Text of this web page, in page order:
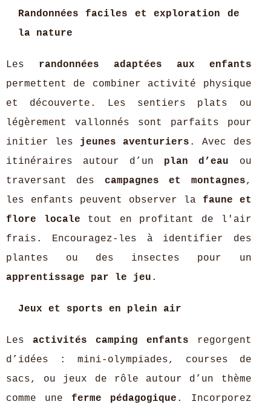
Randonnées faciles et exploration de
la nature
Les randonnées adaptées aux enfants
permettent de combiner activité physique
et découverte. Les sentiers plats ou
légèrement vallonnés sont parfaits pour
initier les jeunes aventuriers . Avec des
itinéraires autour d’un plan d’eau ou
traversant des campagnes et montagnes,
les enfants peuvent observer la faune et
flore locale tout en profitant de l'air
frais. Encouragez-les à identifier des
plantes ou des insectes pour un
apprentissage par le jeu .
Jeux et sports en plein air
Les activités camping enfants regorgent
d’idées : mini-olympiades, courses de
sacs, ou jeux de rôle autour d’un thème
comme une ferme pédagogique . Incorporez